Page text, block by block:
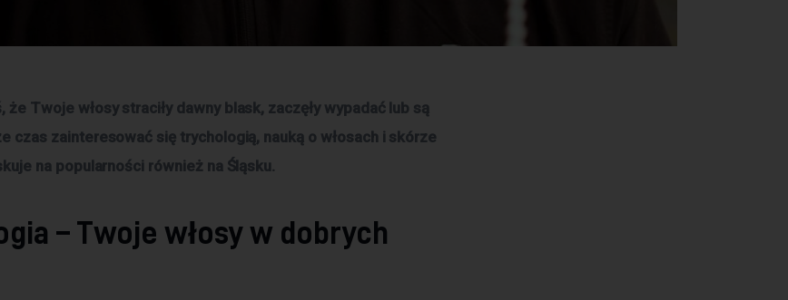
że Twoje włosy straciły dawny blask, zaczęły wypadać lub są
czas zainteresować się trychologią, nauką o włosach i skórze
na popularności również na Śląsku.
– Twoje włosy w dobrych